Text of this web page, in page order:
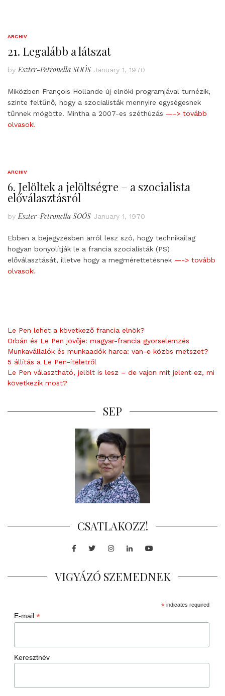
ARCHIV
21. Legalább a látszat
byEszter-Petronella SOÓS January 1, 1970
Miközben François Hollande új elnöki programjával turnézik,
szinte feltűnő, hogy a szocialisták mennyire egységesnek
tűnnek mögötte. Mintha a 2007-es széthúzás —-> tovább
olvasok!
ARCHIV
6. Jelöltek a jelöltségre – a szocialista
előválasztásról
byEszter-Petronella SOÓS January 1, 1970
Ebben a bejegyzésben arról lesz szó, hogy technikailag
hogyan bonyolítják le a francia szocialisták (PS)
előválasztását, illetve hogy a megmérettetésnek —-> tovább
olvasok!
Le Pen lehet a következő francia elnök?
Orbán és Le Pen jövője: magyar-francia gyorselemzés
Munkavállalók és munkaadók harca: van-e közös metszet?
5 állítás a Le Pen-ítéletről
Le Pen választható, jelölt is lesz – de vajon mit jelent ez, mi
következik most?
SEP
CSATLAKOZZ!
Facebook
TwitterInstagram
LinkedInYoutube
VIGYÁZÓ SZEMEDNEK
*indicates required
E-mail *
Keresztnév